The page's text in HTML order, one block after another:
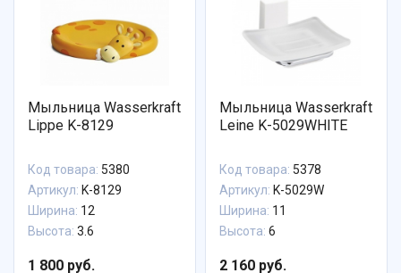
Мыльница Wasserkraft
Lippe K-8129
Код товара: 5380
Артикул: K-8129
Ширина: 12
Высота: 3.6
1 800 руб.
Мыльница Wasserkraft
Leine K-5029WHITE
Код товара: 5378
Артикул: K-5029W
Ширина: 11
Высота: 6
2 160 руб.